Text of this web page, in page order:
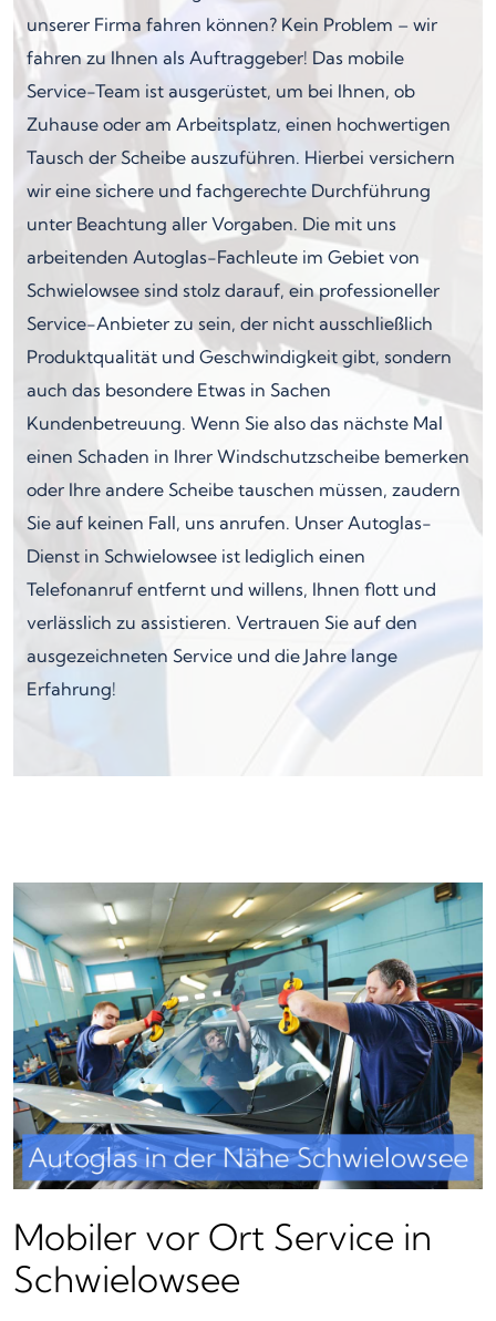
unserer Firma fahren können? Kein Problem – wir
fahren zu Ihnen als Auftraggeber! Das mobile
Service-Team ist ausgerüstet, um bei Ihnen, ob
Zuhause oder am Arbeitsplatz, einen hochwertigen
Tausch der Scheibe auszuführen. Hierbei versichern
wir eine sichere und fachgerechte Durchführung
unter Beachtung aller Vorgaben. Die mit uns
arbeitenden Autoglas-Fachleute im Gebiet von
Schwielowsee sind stolz darauf, ein professioneller
Service-Anbieter zu sein, der nicht ausschließlich
Produktqualität und Geschwindigkeit gibt, sondern
auch das besondere Etwas in Sachen
Kundenbetreuung. Wenn Sie also das nächste Mal
einen Schaden in Ihrer Windschutzscheibe bemerken
oder Ihre andere Scheibe tauschen müssen, zaudern
Sie auf keinen Fall, uns anrufen. Unser Autoglas-
Dienst in Schwielowsee ist lediglich einen
Telefonanruf entfernt und willens, Ihnen flott und
verlässlich zu assistieren. Vertrauen Sie auf den
ausgezeichneten Service und die Jahre lange
Erfahrung!
Mobiler vor Ort Service in
Schwielowsee